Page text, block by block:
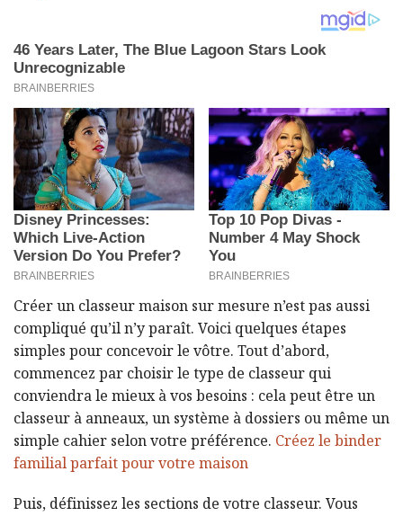
Créer un classeur maison sur mesure n’est pas aussi
compliqué qu’il n’y paraît. Voici quelques étapes
simples pour concevoir le vôtre. Tout d’abord,
commencez par choisir le type de classeur qui
conviendra le mieux à vos besoins : cela peut être un
classeur à anneaux, un système à dossiers ou même un
simple cahier selon votre préférence. Créez le binder
familial parfait pour votre maison
Puis, définissez les sections de votre classeur. Vous